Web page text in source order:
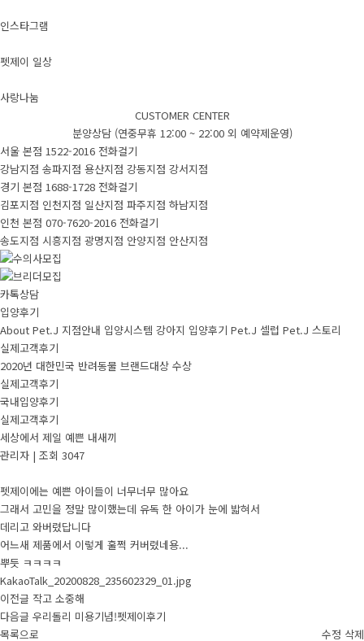
인스타그램
펫제이 일상
사랑나눔
CUSTOMER CENTER
분양상담 (연중무휴 12:00 ~ 22:00 외 예약제운영)
서울 본점 1522-2016 전화걸기
강남지점 송파지점 용산지점 강동지점 강서지점
경기 본점 1688-1728 전화걸기
김포지점 인천지점 일산지점 파주지점 하남지점
인천 본점 070-7620-2016 전화걸기
송도지점 시흥지점 광명지점 안양지점 안산지점
카톡상담
입양후기
About Pet.J 지점안내 입양시스템 강아지 입양후기 Pet.J 셀럽 Pet.J 스토리
실제고객후기
2020년 대한민국 반려동물 브랜드대상 수상
실제고객후기
국내입양후기
실제고객후기
세상에서 제일 예쁜 내새끼
관리자 | 조회 3047
펫제이에는 예쁜 아이들이 너무너무 많아요
그래서 고민을 정말 많이했는데 유독 한 아이가 눈에 밟혀서
데리고 와버렸답니다
어느새 제품에서 이렇게 훌쩍 커버렸네용...
뿌듯 ㅋㅋㅋㅋ
KakaoTalk_20200828_235602329_01.jpg
이전글 작고 소중해
다음글 우리돌리 미용기념!펫제이후기
목록으로
수정 삭제